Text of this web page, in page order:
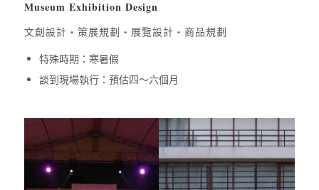
Museum Exhibition Design
文創設計・策展規劃・展覽設計・商品規劃
特殊時期：寒暑假
談到現場執行：預估四～六個月